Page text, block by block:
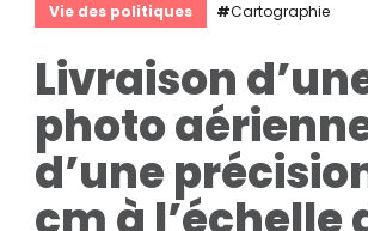
Vie des politiques #Cartographie
Livraison
photo
d’une